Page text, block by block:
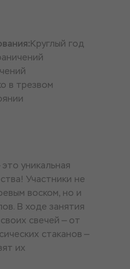
Круглый год
в трезвом
уникальная
Участники не
воском, но и
В ходе занятия
свечей — от
стаканов —
их